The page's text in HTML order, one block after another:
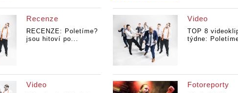
Recenze
RECENZE: Poletíme?
jsou hitoví po...
Video
TOP 8
týdne:
Video Fotoreporty